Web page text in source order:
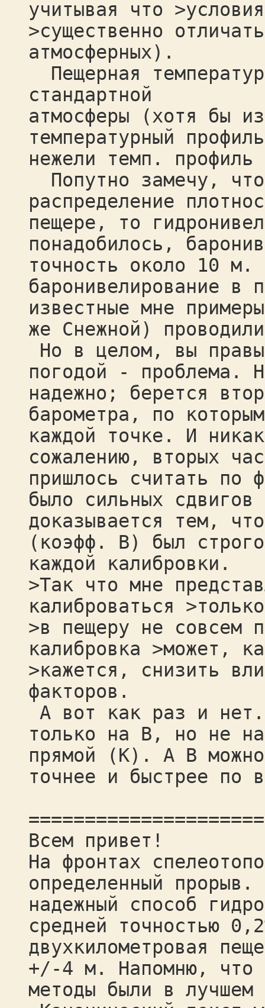
учитывая что
>существенно
атмосферных).
Пещерная
стандартной
атмосферы (хотя бы
температурный
нежели темп. профиль
Попутно замечу,
распределение
пещере, то
понадобилось,
точность около 10 м.
баронивелирование в
известные мне
же Снежной)
Но в целом, вы
погодой - проблема.
надежно; берется
барометра, по
каждой точке. И
сожалению, вторых
пришлось считать
было сильных
доказывается тем,
(коэфф. B) был строго
каждой калибровки.
>Так что мне
калиброваться
>в пещеру не совсем
калибровка >может,
>кажется, снизить
факторов.
А вот как раз и нет.
только на B, но не на
прямой (К). А В
точнее и быстрее по
Всем привет!
На фронтах
определенный
надежный способ
средней точностью
двухкилометровая
+/-4 м. Напомню, что
методы были в лучшем